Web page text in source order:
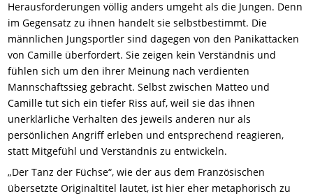
Herausforderungen völlig anders umgeht als die Jungen. Denn
im Gegensatz zu ihnen handelt sie selbstbestimmt. Die
männlichen Jungsportler sind dagegen von den Panikattacken
von Camille überfordert. Sie zeigen kein Verständnis und
fühlen sich um den ihrer Meinung nach verdienten
Mannschaftssieg gebracht. Selbst zwischen Matteo und
Camille tut sich ein tiefer Riss auf, weil sie das ihnen
unerklärliche Verhalten des jeweils anderen nur als
persönlichen Angriff erleben und entsprechend reagieren,
statt Mitgefühl und Verständnis zu entwickeln.
„Der Tanz der Füchse“, wie der aus dem Französischen
übersetzte Originaltitel lautet, ist hier eher metaphorisch zu